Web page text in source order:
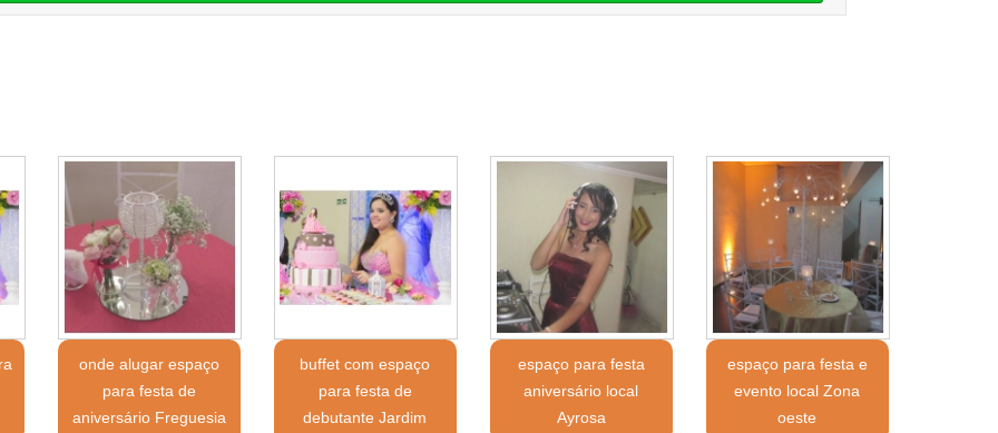
onde alugar espaço
para festa de
aniversário Freguesia
buffet com espaço
para festa de
debutante Jardim
espaço para festa
aniversário local
Ayrosa
espaço para festa e
evento local Zona
oeste